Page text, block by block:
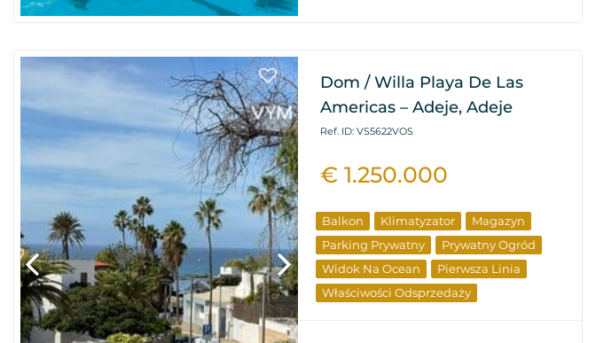
Dom / Willa Playa De Las
Americas – Adeje, Adeje
Ref. ID: VS5622VOS
€ 1.250.000
Balkon Klimatyzator
Magazyn
Parking Prywatny
Prywatny Ogród
Widok Na Ocean
Pierwsza Linia
Właściwości Odsprzedaży